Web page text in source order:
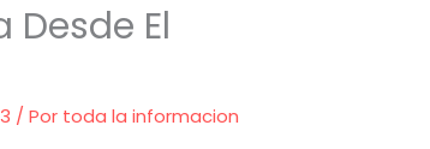
Desde El
/ Por toda la informacion